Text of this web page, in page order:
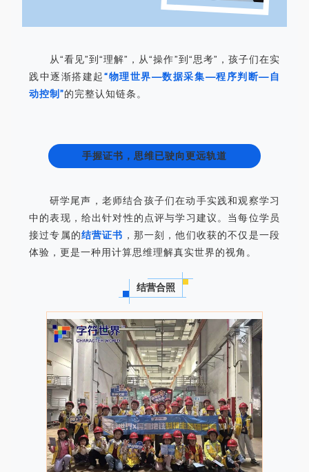
从“看见”到“理解”，从“操作”到“思考”，孩子们在实
践中逐渐搭建起“物理世界—数据采集—程序判断—自
动控制”的完整认知链条。
手握证书，思维已驶向更远轨道
研学尾声，老师结合孩子们在动⼿实践和观察学习
中的表现，给出针对性的点评与学习建议。当每位学员
接过专属的结营证书 ，那一刻，他们收获的不仅是一段
体验，更是一种用计算思维理解真实世界的视角。
结营合照